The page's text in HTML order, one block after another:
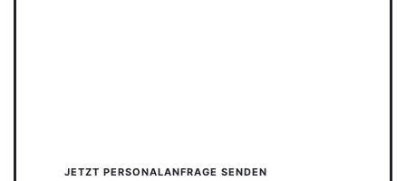
JETZT PERSONALANFRAGE SENDEN